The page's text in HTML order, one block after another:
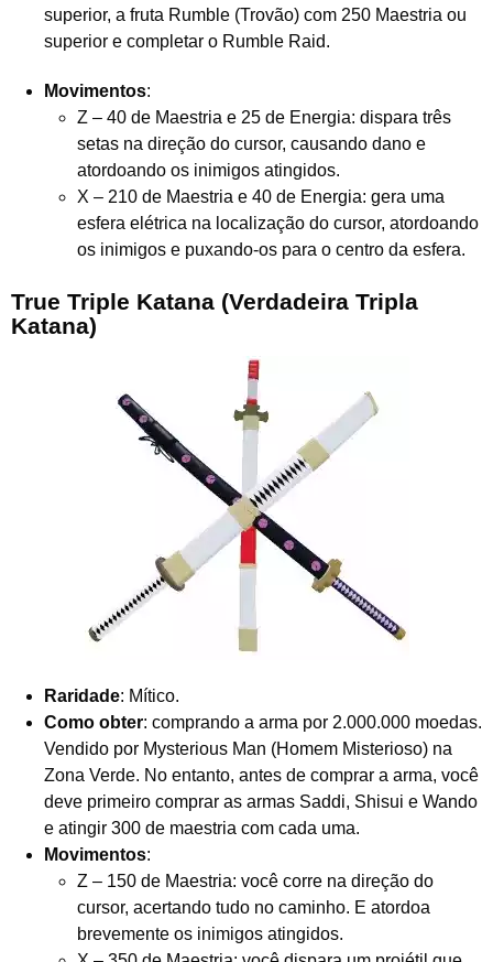
superior, a fruta Rumble (Trovão) com 250 Maestria ou
superior e completar o Rumble Raid.
Movimentos:
Z – 40 de Maestria e 25 de Energia: dispara três
setas na direção do cursor, causando dano e
atordoando os inimigos atingidos.
X – 210 de Maestria e 40 de Energia: gera uma
esfera elétrica na localização do cursor, atordoando
os inimigos e puxando-os para o centro da esfera.
True Triple Katana (Verdadeira Tripla
Katana)
Raridade: Mítico.
Como obter: comprando a arma por 2.000.000 moedas.
Vendido por Mysterious Man (Homem Misterioso) na
Zona Verde. No entanto, antes de comprar a arma, você
deve primeiro comprar as armas Saddi, Shisui e Wando
e atingir 300 de maestria com cada uma.
Movimentos:
Z – 150 de Maestria: você corre na direção do
cursor, acertando tudo no caminho. E atordoa
brevemente os inimigos atingidos.